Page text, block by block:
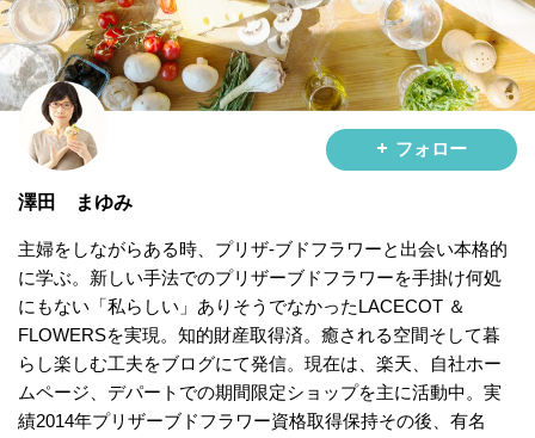
フォロー
澤田 まゆみ
主婦をしながらある時、プリザ-ブドフラワーと出会い本格的
に学ぶ。新しい手法でのプリザーブドフラワーを手掛け何処
にもない「私らしい」ありそうでなかったLACECOT ＆
FLOWERSを実現。知的財産取得済。癒される空間そして暮
らし楽しむ工夫をブログにて発信。現在は、楽天、自社ホー
ムページ、デパートでの期間限定ショップを主に活動中。実
績2014年プリザーブドフラワー資格取得保持その後、有名